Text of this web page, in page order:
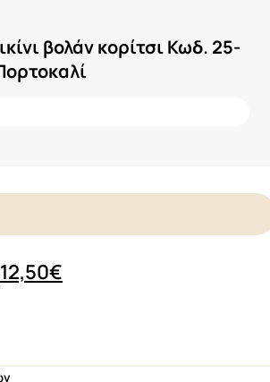
βολάν κορίτσι Κωδ. 25-
Original
12,50€